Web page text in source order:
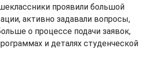
проявили большой
активно задавали вопросы,
о процессе подачи заявок,
и деталях студенческой